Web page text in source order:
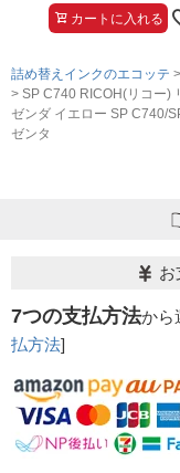
カートに入れる
詰め替えインクのエコッテ
SP C740 RICOH(リコー)
ゼンダ イエロー SP C740/
ゼンタ
お
7つの支払方法から
払方法]